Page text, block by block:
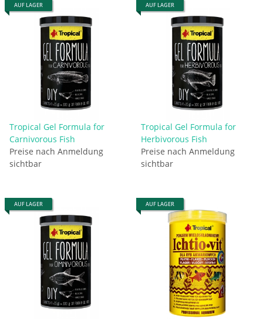
AUF LAGER
Tropical Gel Formula for
Carnivorous Fish
Preise nach Anmeldung
sichtbar
AUF LAGER
Tropical Gel Formula for
Herbivorous Fish
Preise nach Anmeldung
sichtbar
AUF LAGER AUF LAGER